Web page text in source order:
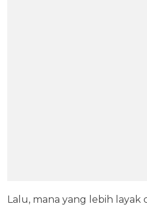
Lalu, mana yang lebih